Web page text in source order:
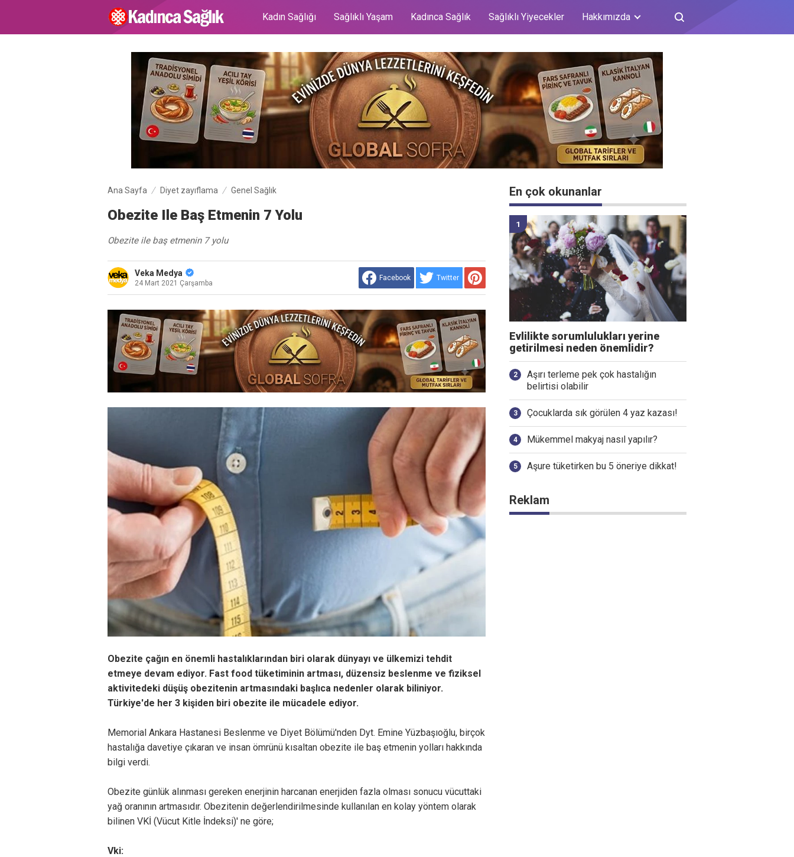
Kadın Sağlığı Sağlıklı Yaşam Kadınca Sağlık Sağlıklı Yiyecekler Hakkımızda
Ana Sayfa Diyet zayıflama Genel Sağlık
Obezite Ile Baş Etmenin 7 Yolu
Obezite ile baş etmenin 7 yolu
Veka Medya
24 Mart 2021 Çarşamba
Facebook Twitter
Obezite çağın en önemli hastalıklarından biri olarak dünyayı ve ülkemizi tehdit
etmeye devam ediyor. Fast food tüketiminin artması, düzensiz beslenme ve fiziksel
aktivitedeki düşüş obezitenin artmasındaki başlıca nedenler olarak biliniyor.
Türkiye'de her 3 kişiden biri obezite ile mücadele ediyor.
Memorial Ankara Hastanesi Beslenme ve Diyet Bölümü'nden Dyt. Emine Yüzbaşıoğlu, birçok
hastalığa davetiye çıkaran ve insan ömrünü kısaltan obezite ile baş etmenin yolları hakkında
bilgi verdi.
Obezite günlük alınması gereken enerjinin harcanan enerjiden fazla olması sonucu vücuttaki
yağ oranının artmasıdır. Obezitenin değerlendirilmesinde kullanılan en kolay yöntem olarak
bilinen VKİ (Vücut Kitle İndeksi)' ne göre;
Vki:
En çok okunanlar
Evlilikte sorumlulukları yerine
getirilmesi neden önemlidir?
Aşırı terleme pek çok hastalığın
belirtisi olabilir
Çocuklarda sık görülen 4 yaz kazası!
Mükemmel makyaj nasıl yapılır?
Aşure tüketirken bu 5 öneriye dikkat!
Reklam